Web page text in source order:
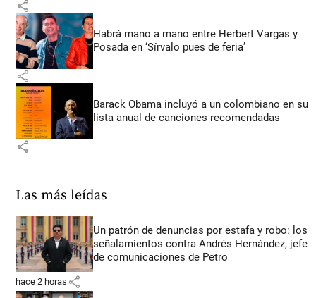
share
Habrá mano a mano entre Herbert Vargas y
Posada en ‘Sírvalo pues de feria’
share
Barack Obama incluyó a un colombiano en su
lista anual de canciones recomendadas
share
Las más leídas
Un patrón de denuncias por estafa y robo: los
señalamientos contra Andrés Hernández, jefe
de comunicaciones de Petro
hace 2 horas share